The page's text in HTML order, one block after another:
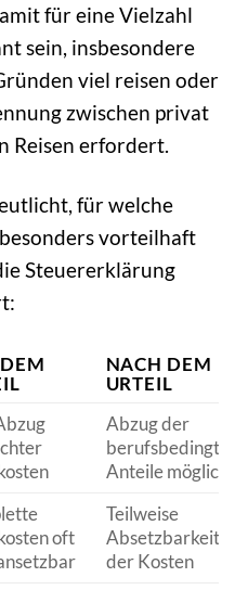
für eine Vielzahl
sein, insbesondere
viel reisen oder
zwischen privat
Reisen erfordert.
für welche
vorteilhaft
Steuererklärung
NACH DEM
URTEIL
Abzug der
Anteile möglich
oft
Teilweise
Absetzbarkeit
der Kosten